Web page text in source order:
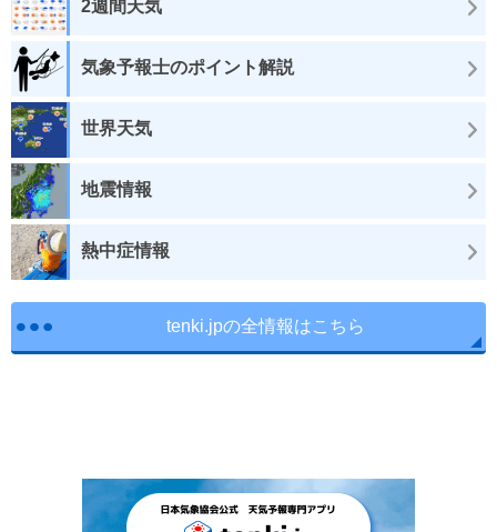
2週間天気
気象予報士のポイント解説
世界天気
地震情報
熱中症情報
tenki.jpの全情報はこちら